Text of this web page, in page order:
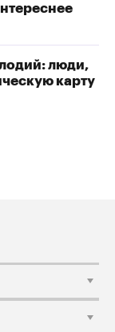
люди,
карту